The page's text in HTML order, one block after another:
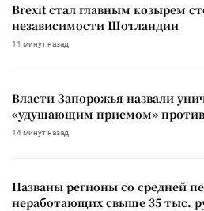
Brexit стал главным козырем
независимости Шотландии
11 минут назад
Власти Запорожья назвали
«удушающим приемом»
14 минут назад
Названы регионы со средней
неработающих свыше 35 тыс.